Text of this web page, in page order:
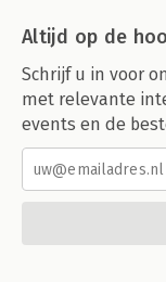
Altijd op de
Schrijf u in voor
met relevante
events en de